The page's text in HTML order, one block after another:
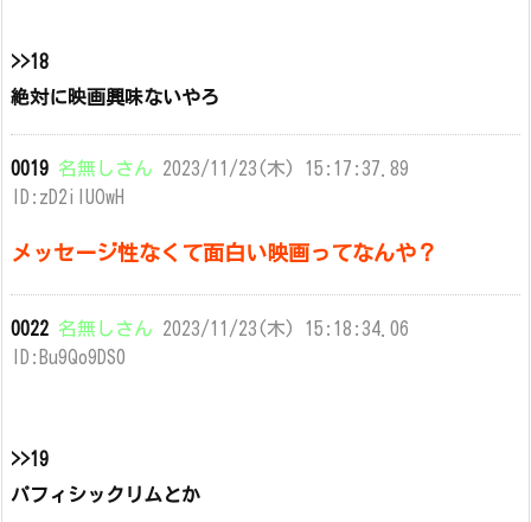
>>18
絶対に映画興味ないやろ
0019 名無しさん 2023/11/23(木) 15:17:37.89
ID:zD2ilUOwH
メッセージ性なくて面白い映画ってなんや？
0022 名無しさん 2023/11/23(木) 15:18:34.06
ID:Bu9Qo9DS0
>>19
パフィシックリムとか